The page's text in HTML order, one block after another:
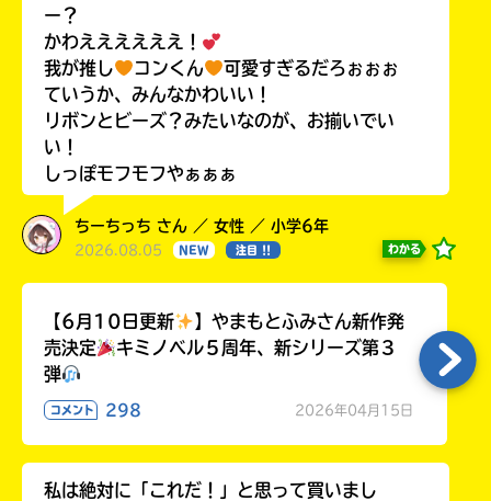
ー？
かわええええええ！
我が推し
コンくん
可愛すぎるだろぉぉぉ
ていうか、みんなかわいい！
リボンとビーズ？みたいなのが、お揃いでい
い！
しっぽモフモフやぁぁぁ
ちーちっち さん ／ 女性 ／ 小学6年
2026.08.05 NEW 注目 !! わかる
【6月10日更新
】やまもとふみさん新作発
売決定
キミノベル５周年、新シリーズ第３
弾
コメント 298 2026年04月15日
私は絶対に「これだ！」と思って買いまし